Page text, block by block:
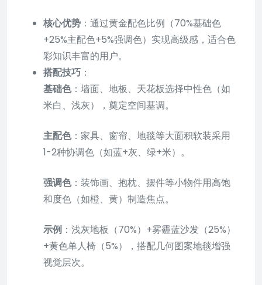
核心优势 ：通过黄金配色比例（70%基础色
+25%主配色+5%强调色）实现高级感，适合色
彩知识丰富的用户。
搭配技巧 ：
基础色：墙面、地板、天花板选择中性色（如
米白、浅灰），奠定空间基调。
主配色：家具、窗帘、地毯等大面积软装采用
1-2种协调色（如蓝+灰、绿+米）。
强调色：装饰画、抱枕、摆件等小物件用高饱
和度色（如橙、黄）制造焦点。
示例 ：浅灰地板（70%）+雾霾蓝沙发（25%）
+黄色单人椅（5%），搭配几何图案地毯增强
视觉层次。